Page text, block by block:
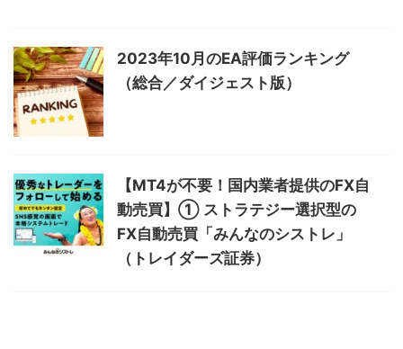
2023年10月のEA評価ランキング
（総合／ダイジェスト版）
【MT4が不要！国内業者提供のFX自
動売買】① ストラテジー選択型の
FX自動売買「みんなのシストレ」
（トレイダーズ証券）